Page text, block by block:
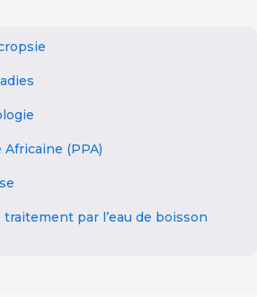
(PPA)
traitement par l’eau de boisson